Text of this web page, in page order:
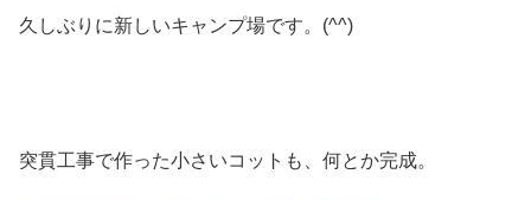
久しぶりに新しいキャンプ場です。(^^)
突貫工事で作った小さいコットも、何とか完成。